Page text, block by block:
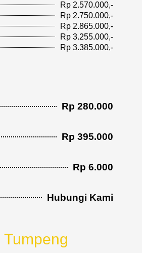
Rp 2.570.000,-
Rp 2.750.000,-
Rp 2.865.000,-
Rp 3.255.000,-
Rp 3.385.000,-
Rp 280.000
Rp 395.000
Rp 6.000
Hubungi Kami